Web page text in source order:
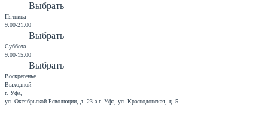
Выбрать
Пятница
9:00-21:00
Выбрать
Суббота
9:00-15:00
Выбрать
Воскресенье
Выходной
г. Уфа,
ул. Октябрьской Революции, д. 23 а г. Уфа, ул. Краснодонская, д. 5